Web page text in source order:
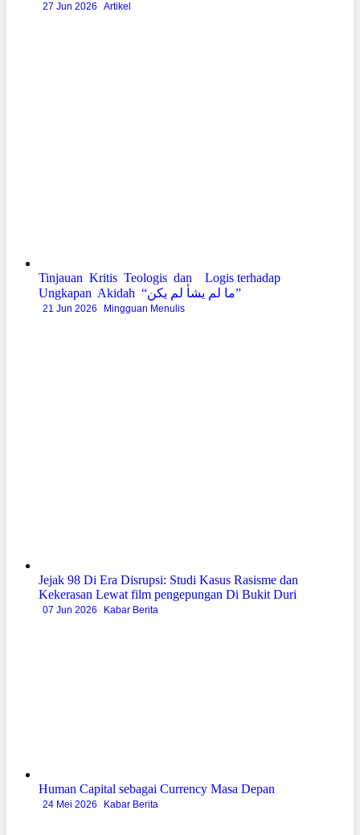
27 Jun 2026 Artikel
Tinjauan Kritis Teologis dan Logis terhadap
Ungkapan Akidah “ما لم يشأ لم يكن”
21 Jun 2026 Mingguan Menulis
Jejak 98 Di Era Disrupsi: Studi Kasus Rasisme dan
Kekerasan Lewat film pengepungan Di Bukit Duri
07 Jun 2026 Kabar Berita
Human Capital sebagai Currency Masa Depan
24 Mei 2026 Kabar Berita